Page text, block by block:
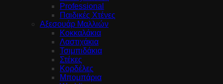
Professional
Παιδικές Χτένες
Αξεσουάρ Μαλλιών
Κοκκαλάκια
Λαστιχάκια
Τσιμπιδάκια
Στέκες
Κορδέλες
Μπομπάρια